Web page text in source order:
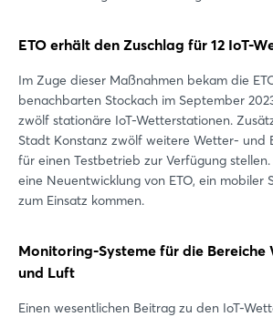
ETO erhält den Zuschlag für 12 IoT-
Im Zuge dieser Maßnahmen bekam die
benachbarten Stockach im September
zwölf stationäre IoT-Wetterstationen.
Stadt Konstanz zwölf weitere Wetter- und
für einen Testbetrieb zur Verfügung
eine Neuentwicklung von ETO, ein mobiler
zum Einsatz kommen.
Monitoring-Systeme für die Bereiche
und Luft
Einen wesentlichen Beitrag zu den IoT-
Noch nicht
Jetzt registrieren